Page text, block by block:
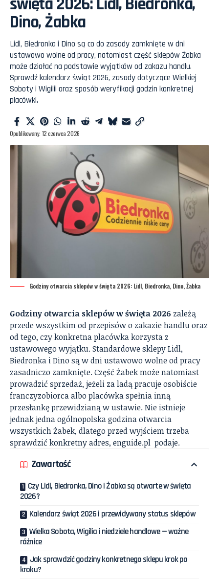
Dino, Żabka
Lidl, Biedronka i Dino są co do zasady zamknięte w dni
ustawowo wolne od pracy, natomiast część sklepów Żabka
może działać na podstawie wyjątków od zakazu handlu.
Sprawdź kalendarz świąt 2026, zasady dotyczące Wielkiej
Soboty i Wigilii oraz sposób weryfikacji godzin konkretnej
placówki.
Opublikowany: 12 czerwca 2026
Godziny otwarcia sklepów w święta 2026: Lidl, Biedronka, Dino, Żabka
Godziny otwarcia sklepów w święta 2026 zależą
przede wszystkim od przepisów o zakazie handlu oraz
od tego, czy konkretna placówka korzysta z
ustawowego wyjątku. Standardowe sklepy Lidl,
Biedronka i Dino są w dni ustawowo wolne od pracy
zasadniczo zamknięte. Część Żabek może natomiast
prowadzić sprzedaż, jeżeli za ladą pracuje osobiście
franczyzobiorca albo placówka spełnia inną
przesłankę przewidzianą w ustawie. Nie istnieje
jednak jedna ogólnopolska godzina otwarcia
wszystkich Żabek, dlatego przed wyjściem trzeba
sprawdzić konkretny adres, enguide.pl podaje.
Zawartość
Czy Lidl, Biedronka, Dino i Żabka są otwarte w święta
2026?
Kalendarz świąt 2026 i przewidywany status sklepów
Wielka Sobota, Wigilia i niedziele handlowe — ważne
różnice
Jak sprawdzić godziny konkretnego sklepu krok po
kroku?